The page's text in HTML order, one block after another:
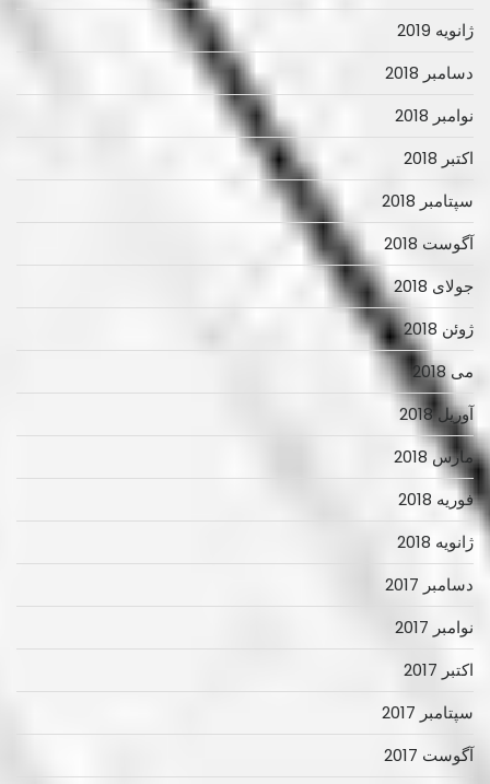
ژانویه 2019
دسامبر 2018
نوامبر 2018
اکتبر 2018
سپتامبر 2018
آگوست 2018
جولای 2018
ژوئن 2018
می 2018
آوریل 2018
مارس 2018
فوریه 2018
ژانویه 2018
دسامبر 2017
نوامبر 2017
اکتبر 2017
سپتامبر 2017
آگوست 2017